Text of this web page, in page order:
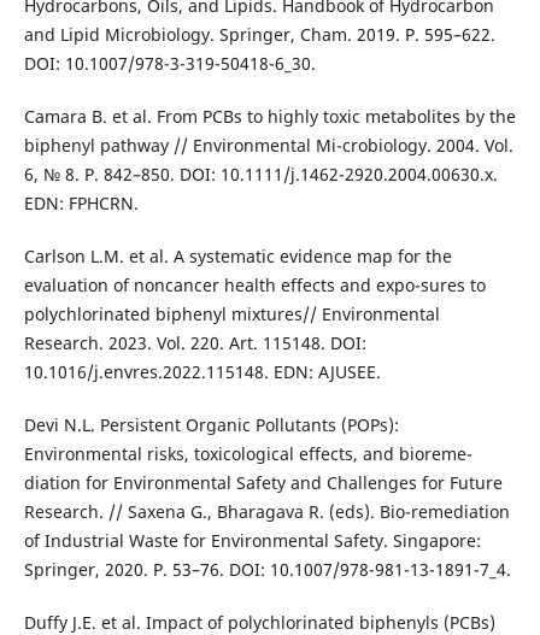
Hydrocarbons, Oils, and Lipids. Handbook of Hydrocarbon
and Lipid Microbiology. Springer, Cham. 2019. P. 595–622.
DOI: 10.1007/978-3-319-50418-6_30.
Camara B. et al. From PCBs to highly toxic metabolites by the
biphenyl pathway // Environmental Mi-crobiology. 2004. Vol.
6, № 8. P. 842–850. DOI: 10.1111/j.1462-2920.2004.00630.x.
EDN: FPHCRN.
Carlson L.M. et al. A systematic evidence map for the
evaluation of noncancer health effects and expo-sures to
polychlorinated biphenyl mixtures// Environmental
Research. 2023. Vol. 220. Art. 115148. DOI:
10.1016/j.envres.2022.115148. EDN: AJUSEE.
Devi N.L. Persistent Organic Pollutants (POPs):
Environmental risks, toxicological effects, and bioreme-
diation for Environmental Safety and Challenges for Future
Research. // Saxena G., Bharagava R. (eds). Bio-remediation
of Industrial Waste for Environmental Safety. Singapore:
Springer, 2020. Р. 53–76. DOI: 10.1007/978-981-13-1891-7_4.
Duffy J.E. et al. Impact of polychlorinated biphenyls (PCBs)